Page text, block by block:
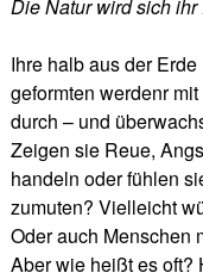
Die Natur wird sich
Ihre halb aus der
geformten werdenr
durch – und
Zeigen sie Reue,
handeln oder fühlen
zumuten? Vielleicht
Oder auch Menschen
Aber wie heißt es oft?